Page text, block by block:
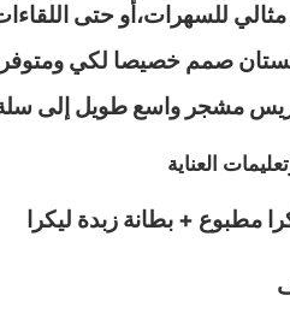
مثالي للسهرات،أو حتى
صمم خصيصا لكي
مشجر واسع طويل إلى
العناية
مطبوع + بطانة زبدة ليكرا